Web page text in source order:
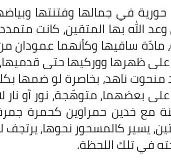
في جمالها وفتنتها
الله بها المتقين، كانت
مادّة ساقيها وكأنهما عمودان
ظهرها ووركيها حتى
ناهد، بخاصرة لو ضمها
بعضهما، متوهّجة، نور أو نار
مع خدين حمراوين كحمرة
يسير كالمسحور نحوها، يرتجف
في تلك اللحظة.